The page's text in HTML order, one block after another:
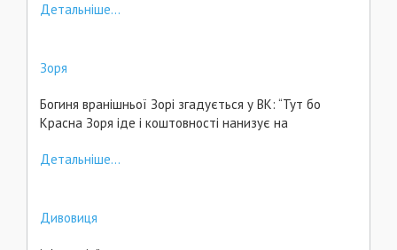
Детальніше...
Зоря
Богиня вранішньої Зорі згадується у ВК: “Тут бо
Красна Зоря іде і коштовності нанизує на
Детальніше...
Дивовиця